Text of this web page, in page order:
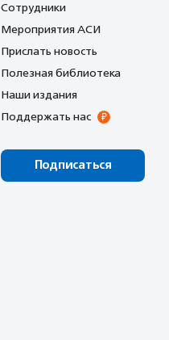
Сотрудники
Мероприятия АСИ
Прислать новость
Полезная библиотека
Наши издания
Поддержать нас
Подписаться